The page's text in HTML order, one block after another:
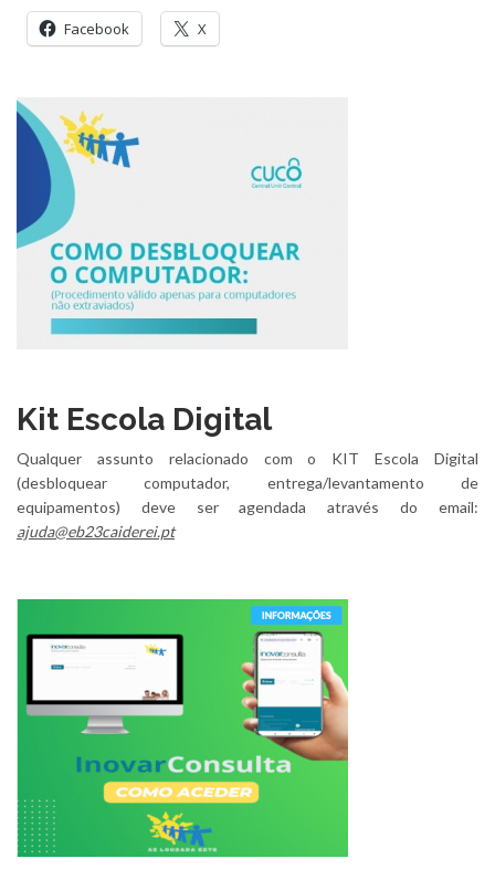
Facebook X
Kit Escola Digital
Qualquer assunto relacionado com o KIT Escola Digital
(desbloquear computador, entrega/levantamento de
equipamentos) deve ser agendada através do email:
ajuda@eb23caiderei.pt